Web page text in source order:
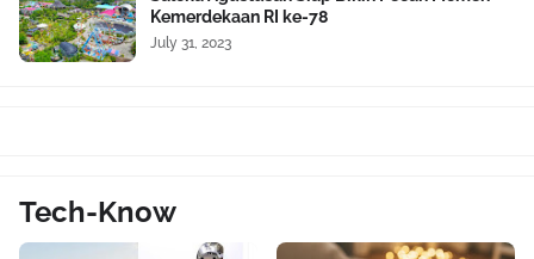
Kemerdekaan RI ke-78
July 31, 2023
Tech-Know